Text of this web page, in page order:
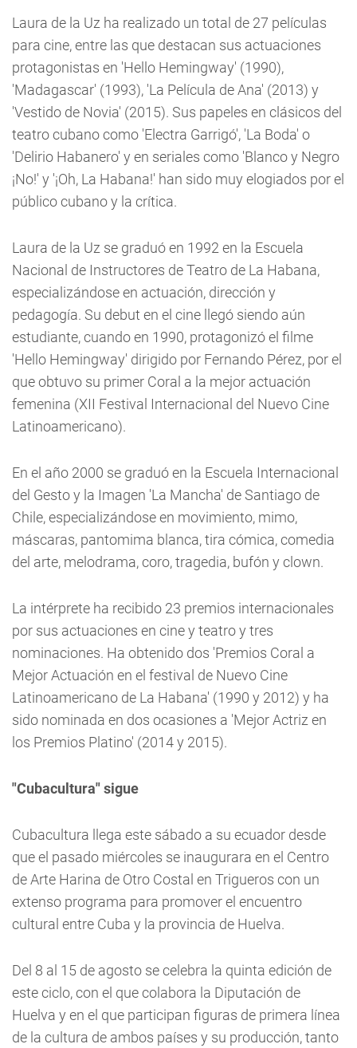
Laura de la Uz ha realizado un total de 27 películas
para cine, entre las que destacan sus actuaciones
protagonistas en 'Hello Hemingway' (1990),
'Madagascar' (1993), 'La Película de Ana' (2013) y
'Vestido de Novia' (2015). Sus papeles en clásicos del
teatro cubano como 'Electra Garrigó', 'La Boda' o
'Delirio Habanero' y en seriales como 'Blanco y Negro
¡No!' y '¡Oh, La Habana!' han sido muy elogiados por el
público cubano y la crítica.
Laura de la Uz se graduó en 1992 en la Escuela
Nacional de Instructores de Teatro de La Habana,
especializándose en actuación, dirección y
pedagogía. Su debut en el cine llegó siendo aún
estudiante, cuando en 1990, protagonizó el filme
'Hello Hemingway' dirigido por Fernando Pérez, por el
que obtuvo su primer Coral a la mejor actuación
femenina (XII Festival Internacional del Nuevo Cine
Latinoamericano).
En el año 2000 se graduó en la Escuela Internacional
del Gesto y la Imagen 'La Mancha' de Santiago de
Chile, especializándose en movimiento, mimo,
máscaras, pantomima blanca, tira cómica, comedia
del arte, melodrama, coro, tragedia, bufón y clown.
La intérprete ha recibido 23 premios internacionales
por sus actuaciones en cine y teatro y tres
nominaciones. Ha obtenido dos 'Premios Coral a
Mejor Actuación en el festival de Nuevo Cine
Latinoamericano de La Habana' (1990 y 2012) y ha
sido nominada en dos ocasiones a 'Mejor Actriz en
los Premios Platino' (2014 y 2015).
"Cubacultura" sigue
Cubacultura llega este sábado a su ecuador desde
que el pasado miércoles se inaugurara en el Centro
de Arte Harina de Otro Costal en Trigueros con un
extenso programa para promover el encuentro
cultural entre Cuba y la provincia de Huelva.
Del 8 al 15 de agosto se celebra la quinta edición de
este ciclo, con el que colabora la Diputación de
Huelva y en el que participan figuras de primera línea
de la cultura de ambos países y su producción, tanto